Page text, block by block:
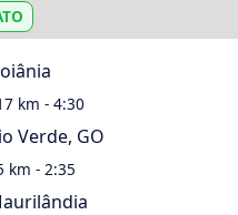
km - 4:30
Verde, GO
km - 2:35